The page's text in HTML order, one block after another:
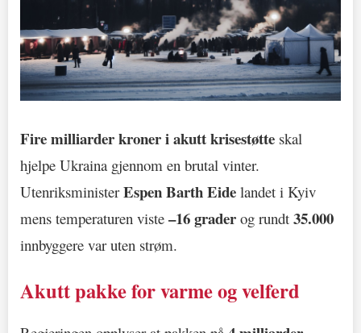
Fire milliarder kroner i akutt krisestøtte skal
hjelpe Ukraina gjennom en brutal vinter.
UtenriksministerEspen Barth Eide landet i Kyiv
mens temperaturen viste –16 grader og rundt 35.000
innbyggere var uten strøm.
Akutt pakke for varme og velferd